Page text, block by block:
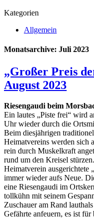
Kategorien
Allgemein
Monatsarchive: Juli 2023
„Großer Preis
August 2023
Riesengaudi beim
Ein lautes „Piste frei“ wird
Uhr wieder durch die
Beim diesjährigen
Heimatvereins werden sich
rein durch Muskelkraft
rund um den Kreisel
Heimatverein ausgerichtete
immer wieder aufs Neue.
eine Riesengaudi im
tollkühn mit seinem
Zuschauer am Rand
Gefährte anfeuern, es ist